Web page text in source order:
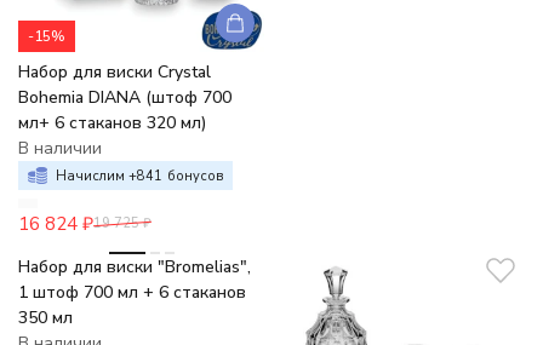
-15%
Набор для виски Crystal
Bohemia DIANA (штоф 700
мл+ 6 стаканов 320 мл)
В наличии
Начислим +841 бонусов
16 824 ₽19 725 ₽
-15%
Набор для виски "Bromelias",
1 штоф 700 мл + 6 стаканов
350 мл